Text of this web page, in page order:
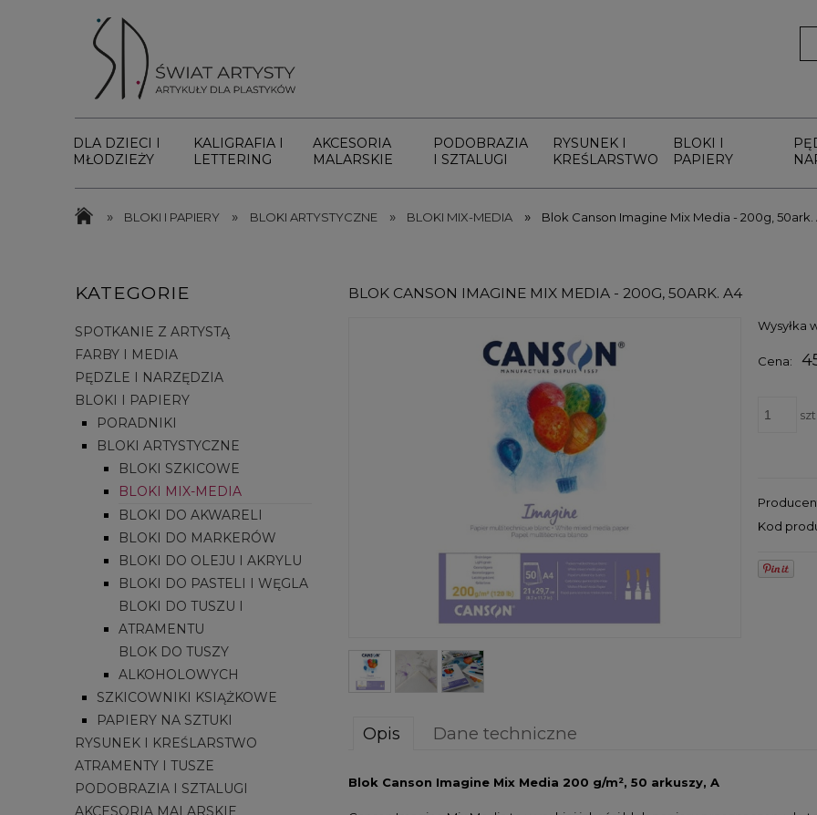
DLA DZIECI I
MŁODZIEŻY
KALIGRAFIA I
LETTERING
AKCESORIA
MALARSKIE
PODOBRAZIA
I SZTALUGI
RYSUNEK I
KREŚLARSTWO
BLOKI I
PAPIERY
» BLOKI I PAPIERY » BLOKI ARTYSTYCZNE » BLOKI MIX-MEDIA » Blok Canson Imagine Mix Media - 200g, 50ark.
KATEGORIE
SPOTKANIE Z ARTYSTĄ
FARBY I MEDIA
PĘDZLE I NARZĘDZIA
BLOKI I PAPIERY
PORADNIKI
BLOKI ARTYSTYCZNE
BLOKI SZKICOWE
BLOKI MIX-MEDIA
BLOKI DO AKWARELI
BLOKI DO MARKERÓW
BLOKI DO OLEJU I AKRYLU
BLOKI DO PASTELI I WĘGLA
BLOKI DO TUSZU I
ATRAMENTU
BLOK DO TUSZY
ALKOHOLOWYCH
SZKICOWNIKI KSIĄŻKOWE
PAPIERY NA SZTUKI
RYSUNEK I KREŚLARSTWO
ATRAMENTY I TUSZE
PODOBRAZIA I SZTALUGI
AKCESORIA MALARSKIE
BLOK CANSON IMAGINE MIX MEDIA - 200G, 50ARK. A4
Wysyłka
Cena:
szt.
Kod
Opis Dane techniczne
Blok Canson Imagine Mix Media 200 g/m², 50 arkuszy, A